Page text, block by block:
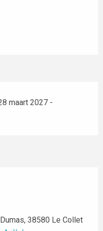
maart 2027 -
38580 Le Collet